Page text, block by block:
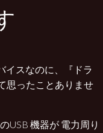
イスなのに、『ドラ
思ったことありませ
USB 機器が 電力周り